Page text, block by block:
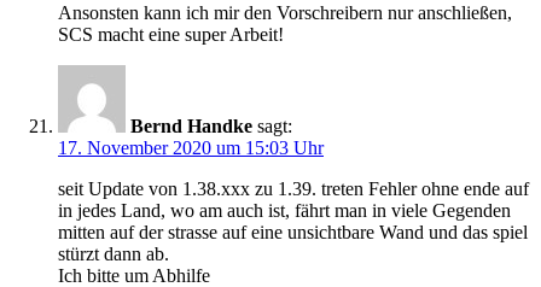
Ansonsten kann ich mir den Vorschreibern nur anschließen,
SCS macht eine super Arbeit!
Bernd Handke sagt:
17. November 2020 um 15:03 Uhr
seit Update von 1.38.xxx zu 1.39. treten Fehler ohne ende auf
in jedes Land, wo am auch ist, fährt man in viele Gegenden
mitten auf der strasse auf eine unsichtbare Wand und das spiel
stürzt dann ab.
Ich bitte um Abhilfe